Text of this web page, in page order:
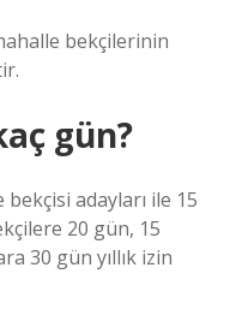
bekçilerinin
gün?
bekçisi adayları ile 15
20 gün, 15
30 gün yıllık izin